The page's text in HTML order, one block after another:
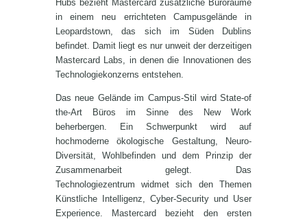
Hubs bezieht Mastercard zusätzliche Büroräume
in einem neu errichteten Campusgelände in
Leopardstown, das sich im Süden Dublins
befindet. Damit liegt es nur unweit der derzeitigen
Mastercard Labs, in denen die Innovationen des
Technologiekonzerns entstehen.
Das neue Gelände im Campus-Stil wird State-of
the-Art Büros im Sinne des New Work
beherbergen. Ein Schwerpunkt wird auf
hochmoderne ökologische Gestaltung, Neuro-
Diversität, Wohlbefinden und dem Prinzip der
Zusammenarbeit gelegt. Das
Technologiezentrum widmet sich den Themen
Künstliche Intelligenz, Cyber-Security und User
Experience. Mastercard bezieht den ersten